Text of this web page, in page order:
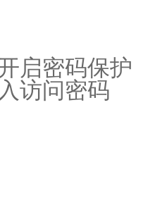
启密码保护
访问密码